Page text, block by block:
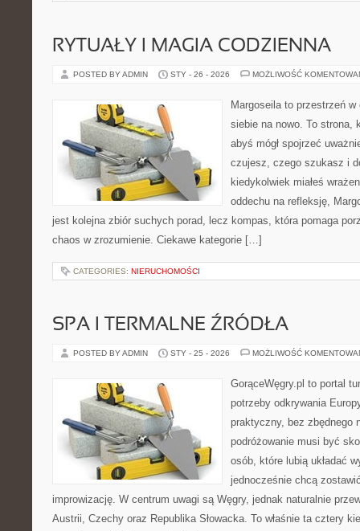
RYTUAŁY I MAGIA CODZIENNA
POSTED BY ADMIN STY - 26 - 2026 MOŻLIWOŚĆ
Margoseila to przestrzeń
siebie na nowo. To strona,
abyś mógł spojrzeć
czujesz, czego szukasz i
kiedykolwiek miałeś
oddechu na refleksję,
jest kolejna zbiór suchych porad, lecz kompas, która pomaga
chaos w zrozumienie. Ciekawe kategorie […]
CATEGORIES: NIERUCHOMOŚCI
SPA I TERMALNE ŹRÓDŁA
POSTED BY ADMIN STY - 25 - 2026 MOŻLIWOŚĆ
GorąceWęgry.pl to portal
potrzeby odkrywania
praktyczny, bez zbędnego
podróżowanie musi być
osób, które lubią układać
jednocześnie chcą
improwizację. W centrum uwagi są Węgry, jednak naturalnie
Austrii, Czechy oraz Republika Słowacka. To właśnie ta cztery